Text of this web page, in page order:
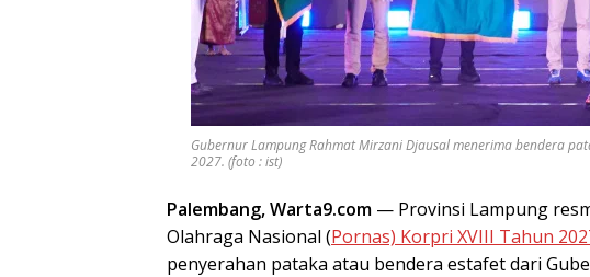
Gubernur Lampung Rahmat Mirzani Djausal menerima bendera
2027. (foto : ist)
Palembang, Warta9.com — Provinsi Lampung
Olahraga Nasional (Pornas) Korpri XVIII Tahun
penyerahan pataka atau bendera estafet dari